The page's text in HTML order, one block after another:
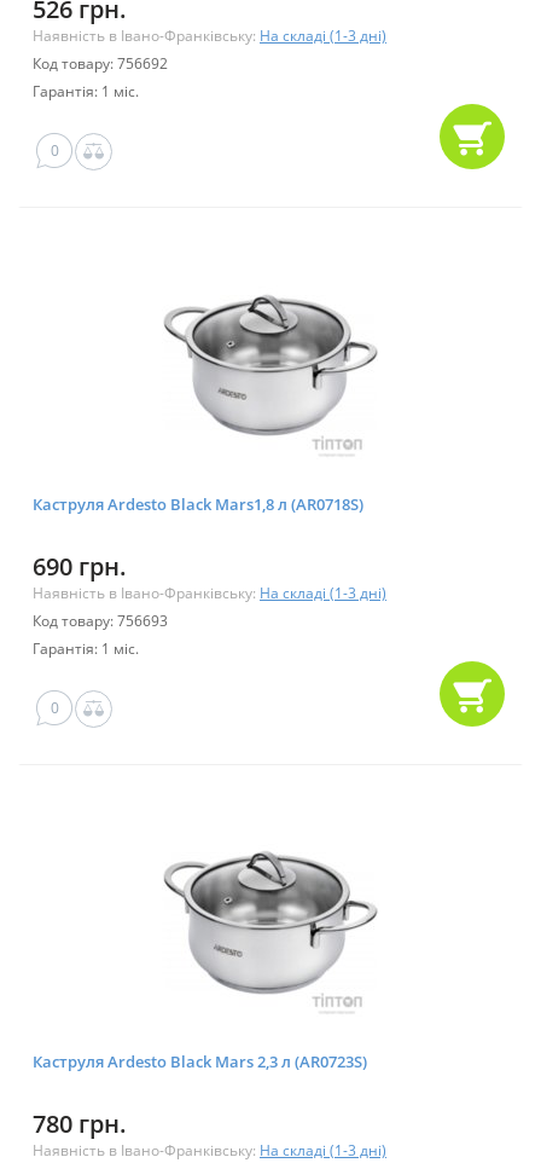
526 грн.
Наявність в Івано-Франківську: На складі (1-3 дні)
Код товару: 756692
Гарантія: 1 міс.
0
Каструля Ardesto Black Mars1,8 л (AR0718S)
690 грн.
Наявність в Івано-Франківську: На складі (1-3 дні)
Код товару: 756693
Гарантія: 1 міс.
0
Каструля Ardesto Black Mars 2,3 л (AR0723S)
780 грн.
Наявність в Івано-Франківську: На складі (1-3 дні)